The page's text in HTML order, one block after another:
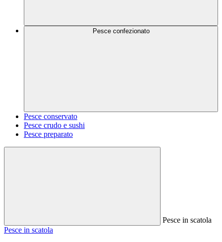
Pesce confezionato
Pesce conservato
Pesce crudo e sushi
Pesce preparato
Pesce in scatola
Pesce in scatola